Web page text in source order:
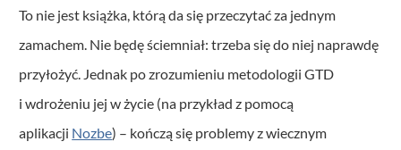
To nie jest książka, którą da się przeczytać za jednym
zamachem. Nie będę ściemniał: trzeba się do niej naprawdę
przyłożyć. Jednak po zrozumieniu metodologii GTD
i wdrożeniu jej w życie (na przykład z pomocą
aplikacji Nozbe) – kończą się problemy z wiecznym